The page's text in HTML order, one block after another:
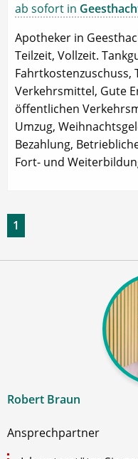
ab sofort in
Apotheker in
Teilzeit, Vollzeit.
Verkehrsmittel, Gute
öffentlichen
Umzug,
Bezahlung,
Fort- und
1
Robert Braun
Ansprechpartner